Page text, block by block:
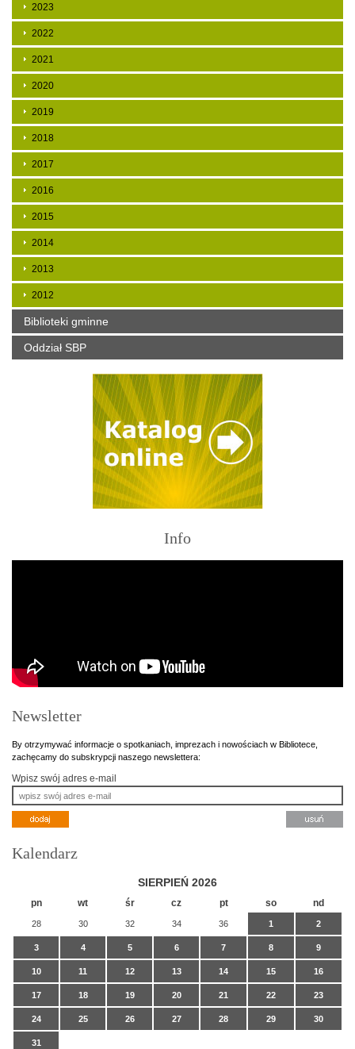
2023
2022
2021
2020
2019
2018
2017
2016
2015
2014
2013
2012
Biblioteki gminne
Oddział SBP
Info
Newsletter
By otrzymywać informacje o spotkaniach, imprezach i nowościach w Bibliotece,
zachęcamy do subskrypcji naszego newslettera:
Wpisz swój adres e-mail
Kalendarz
SIERPIEŃ 2026
pn wt śr cz pt so nd
28 30 32 34 36 1 2
3 4 5 6 7 8 9
10 11 12 13 14 15 16
17 18 19 20 21 22 23
24 25 26 27 28 29 30
31